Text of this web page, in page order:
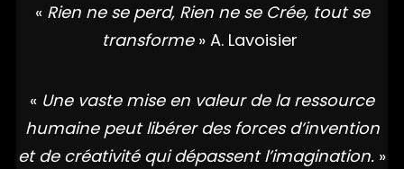
« Rien ne se perd, Rien ne se Crée, tout se
transforme » A. Lavoisier
« Une vaste mise en valeur de la ressource
humaine peut libérer des forces d’invention
et de créativité qui dépassent l’imagination. »